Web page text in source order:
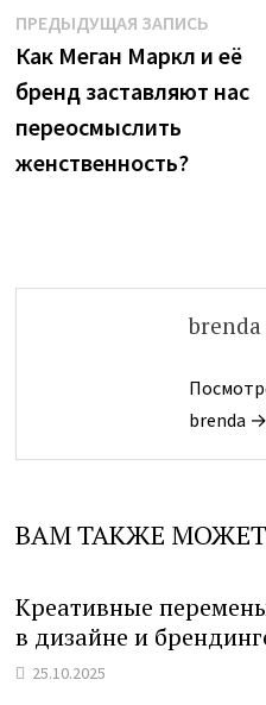
Навигация
по
записям
ПРЕДЫДУЩАЯ ЗАПИСЬ
запись:
Как Меган Маркл и её
бренд заставляют нас
переосмыслить
женственность?
brenda
brenda →
ВАМ ТАКЖЕ
Креативные
в дизайне и
25.10.2025